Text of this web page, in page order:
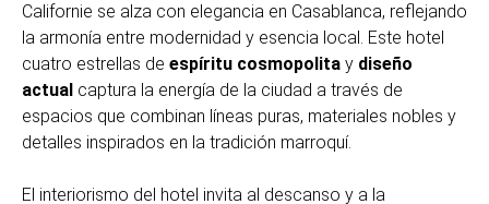
Californie se alza con elegancia en Casablanca, reflejando
la armonía entre modernidad y esencia local. Este hotel
cuatro estrellas de espíritu cosmopolita y diseño
actual captura la energía de la ciudad a través de
espacios que combinan líneas puras, materiales nobles y
detalles inspirados en la tradición marroquí.
El interiorismo del hotel invita al descanso y a la